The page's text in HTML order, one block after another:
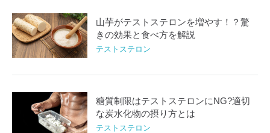
山芋がテストステロンを増やす！？驚
きの効果と食べ方を解説
テストステロン
糖質制限はテストステロンにNG?適切
な炭水化物の摂り方とは
テストステロン